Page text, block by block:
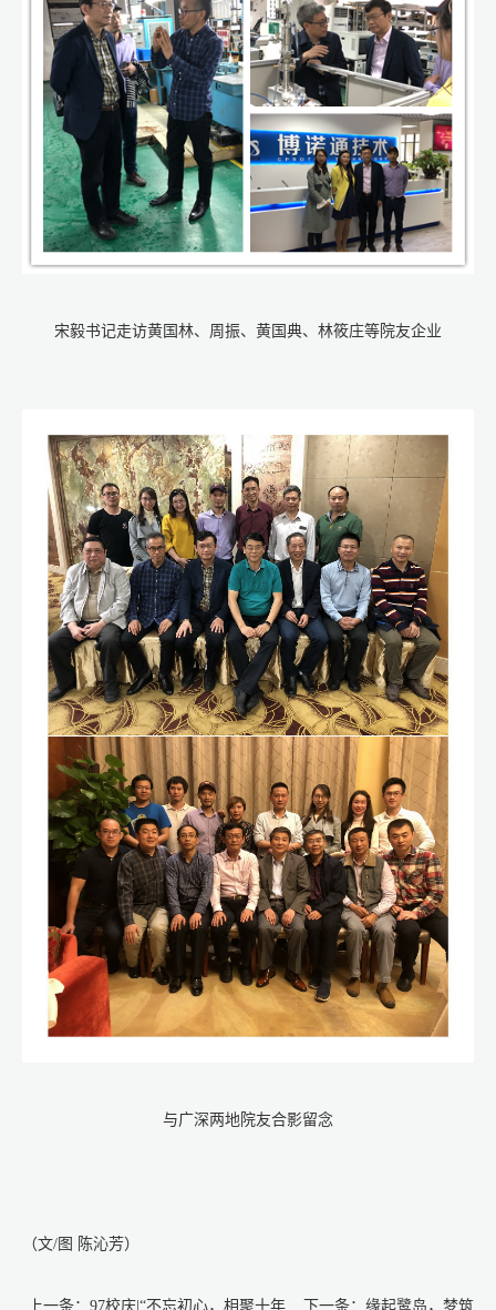
宋毅书记走访黄国林、周振、黄国典、林筱庄等院友企业
与广深两地院友合影留念
（文/图 陈沁芳）
上一条： 97校庆|“不忘初心，相聚十年... 下一条： 缘起鹭岛，梦筑